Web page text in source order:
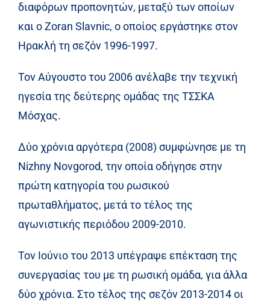
διαφόρων προπονητών, μεταξύ των οποίων
και ο Zoran Slavnic, ο οποίος εργάστηκε στον
Ηρακλή τη σεζόν 1996-1997.
Τον Αύγουστο του 2006 ανέλαβε την τεχνική
ηγεσία της δεύτερης ομάδας της ΤΣΣΚΑ
Μόσχας.
Δύο χρόνια αργότερα (2008) συμφώνησε με τη
Nizhny Novgorod, την οποία οδήγησε στην
πρώτη κατηγορία του ρωσικού
πρωταθλήματος, μετά το τέλος της
αγωνιστικής περιόδου 2009-2010.
Τον Ιούνιο του 2013 υπέγραψε επέκταση της
συνεργασίας του με τη ρωσική ομάδα, για άλλα
δύο χρόνια. Στο τέλος της σεζόν 2013-2014 οι